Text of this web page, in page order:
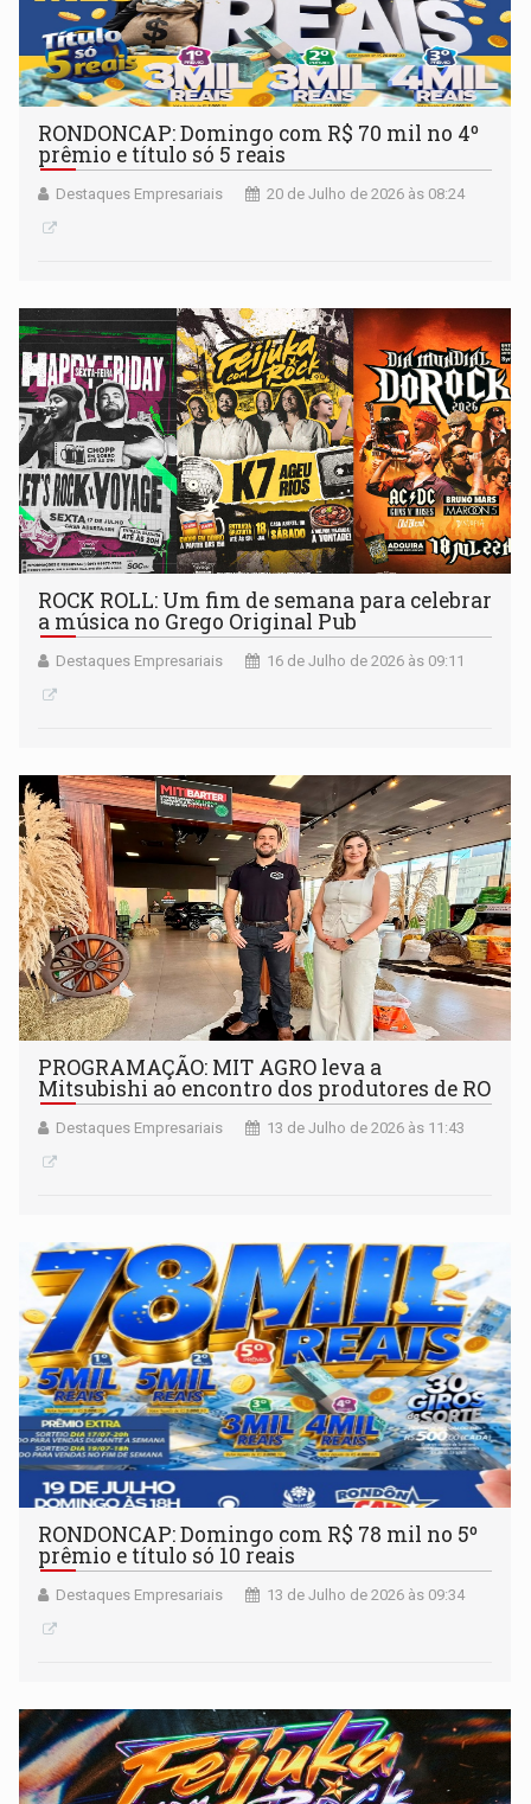
RONDONCAP: Domingo com R$ 70 mil no 4º
prêmio e título só 5 reais
Destaques Empresariais 20 de Julho de 2026 às 08:24
ROCK ROLL: Um fim de semana para celebrar
a música no Grego Original Pub
Destaques Empresariais 16 de Julho de 2026 às 09:11
PROGRAMAÇÃO: MIT AGRO leva a
Mitsubishi ao encontro dos produtores de RO
Destaques Empresariais 13 de Julho de 2026 às 11:43
RONDONCAP: Domingo com R$ 78 mil no 5º
prêmio e título só 10 reais
Destaques Empresariais 13 de Julho de 2026 às 09:34